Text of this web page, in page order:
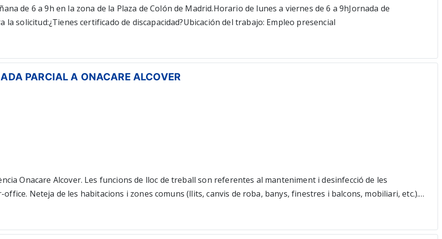
de 6 a 9h en la zona de la Plaza de Colón de Madrid.Horario de lunes a viernes de 6 a 9hJornada de
la solicitud:¿Tienes certificado de discapacidad?Ubicación del trabajo: Empleo presencial
PARCIAL A ONACARE ALCOVER
Onacare Alcover. Les funcions de lloc de treball son referentes al manteniment i desinfecció de les
Neteja de les habitacions i zones comuns (llits, canvis de roba, banys, finestres i balcons, mobiliari, etc.).
temporal (2 mesos) Jornada parcial (23 hores - jornada setmanal) Salari mensual brut 897 Altres dades
Jornada del 60% Horari: diferents horaris segons suplència Salari millorat a conveni Gercat 10769,22